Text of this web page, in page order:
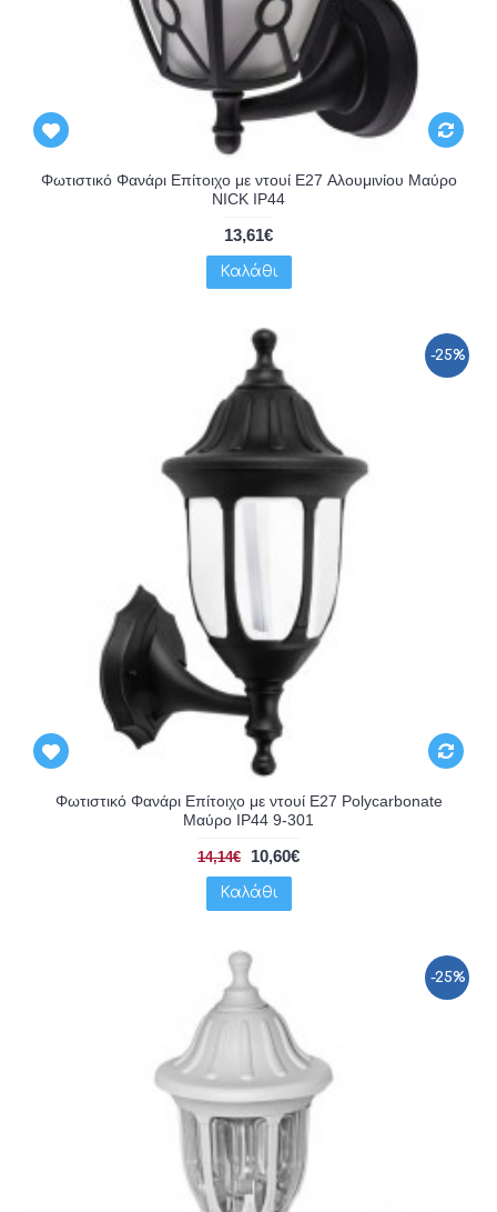
Φωτιστικό Φανάρι Επίτοιχο με ντουί E27 Αλουμινίου Μαύρο
NICK IP44
13,61€
Καλάθι
-25%
Φωτιστικό Φανάρι Επίτοιχο με ντουί E27 Polycarbonate
Μαύρο IP44 9-301
14,14€ 10,60€
Καλάθι
-25%